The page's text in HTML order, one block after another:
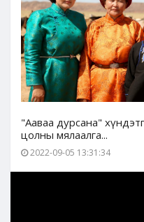
"Ааваа дурсана"
цолны мялаалга...
2022-09-05 13:31:34